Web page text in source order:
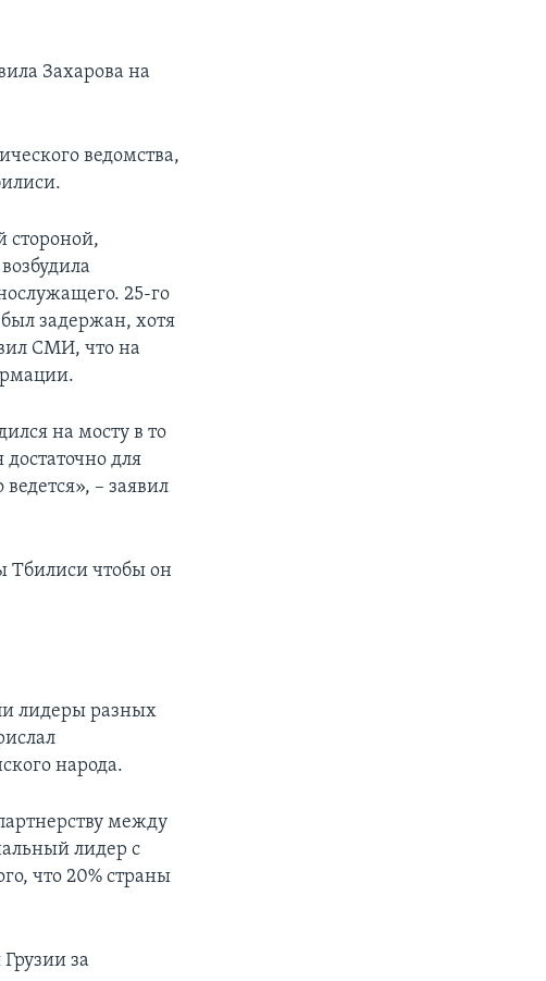
Захарова на
ведомства,
стороной,
25-го
задержан, хотя
СМИ, что на
на мосту в то
для
– заявил
Тбилиси чтобы он
лидеры разных
народа.
между
лидер с
что 20% страны
за